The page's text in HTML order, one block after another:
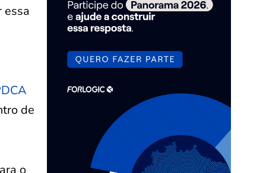
essa
de
o